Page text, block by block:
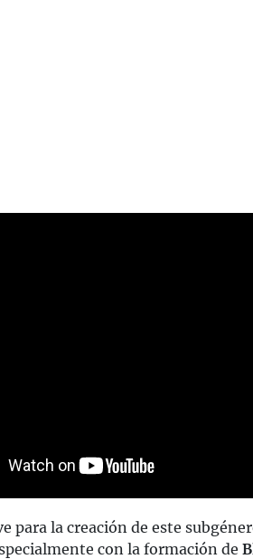
para la creación de este
con la formación de